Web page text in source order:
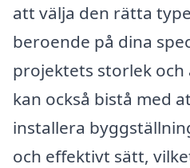
att välja den rätta
beroende på dina
projektets storlek och
kan också bistå med
installera
och effektivt sätt,